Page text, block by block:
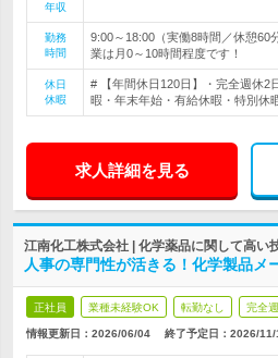
年収
勤務
時間
9:00～18:00（実働8時間／休憩
業は月0～10時間程度です！
休日
休暇
# 【年間休日120日】・完全週休2
暇・年末年始・有給休暇・特別休
求人詳細を見る
江南化工株式会社 | 化学薬品に関して高い
人事の専門性が活きる！化学製品メ
正社員 業種未経験OK 転勤なし 完全
情報更新日：2026/06/04 終了予定日： 2026/11/